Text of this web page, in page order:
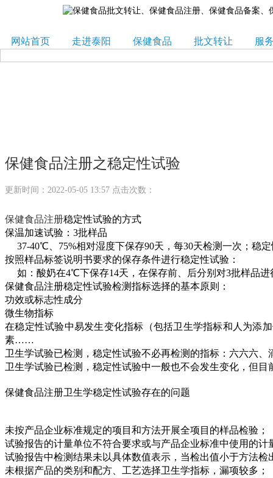
网站首页 走进泰阳 保健食品 批文转让 服
保健食品注册之稳定性试验
更新时间：2022-05-05 13:57 点击次数：
保健食品注册稳定性试验的方式
保温加速试验：3批样品
37-40℃、75%相对湿度下保存90天，每30天检测一次；稳
按照样品标签说明书要求的保存条件进行稳定性试验：
如：酸奶在4℃下保存14天，在保存前、后分别对3批样品进
保健食品注册稳定性试验检测指标选择的基本原则：
功效或标志性成分
微生物指标
在稳定性试验中易发生变化指标（包括卫生学指标和人为添
素……
卫生学试验已检测，稳定性试验不必再检测的指标：六六六
卫生学试验已检测，稳定性试验中一般也不会发生变化，但
保健食品注册卫生学稳定性试验存在的问题
未按产品企业标准规定的项目和方法开展全项目的样品检验；
试验报告的计量单位不符合要求或与产品企业标准中使用的计
试验报告中检测结果未以具体数值表示，当检出值小于方法
未根据产品的类别和配方、工艺选择卫生学指标，漏项较多；